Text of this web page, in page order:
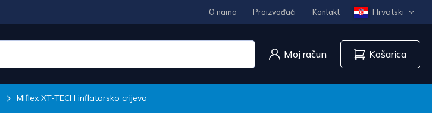
O nama Proizvođači Kontakt Hrvatski
Moj račun Košarica
MIflex XT-TECH inflatorsko crijevo